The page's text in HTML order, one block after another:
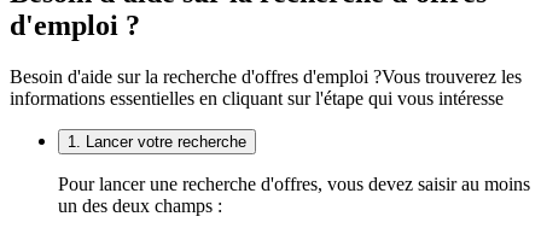
d'emploi ?
Besoin d'aide sur la recherche d'offres d'emploi ?Vous trouverez les
informations essentielles en cliquant sur l'étape qui vous intéresse
1. Lancer votre recherche
Pour lancer une recherche d'offres, vous devez saisir au moins
un des deux champs :